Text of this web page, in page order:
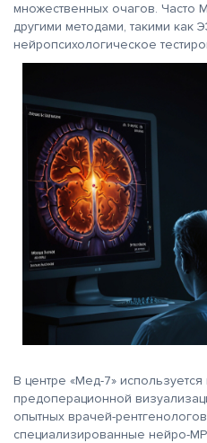
множественных очагов. Часто
другими методами, такими как
нейропсихологическое
В центре «Мед-7»
предоперационной
опытных врачей-
специализированные нейро-